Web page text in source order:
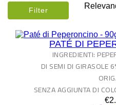
Filter
PATÉ DI
INGREDIENTI:
DI SEMI DI GIRASOLE
SENZA AGGIUNTA DI